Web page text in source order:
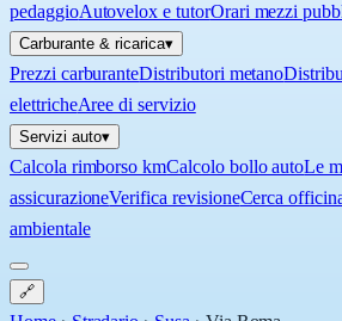
pedaggioAutovelox e tutorOrari mezzi
Carburante & ricarica▾
Prezzi carburanteDistributori metano
elettricheAree di servizio
Servizi auto▾
Calcola rimborso kmCalcolo bollo autoLe
assicurazioneVerifica revisioneCerca
ambientale
🔗